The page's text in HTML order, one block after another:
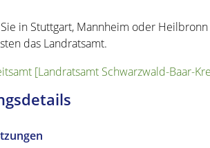
in Stuttgart, Mannheim oder
das Landratsamt.
[Landratsamt Schwarzwald-Baar-